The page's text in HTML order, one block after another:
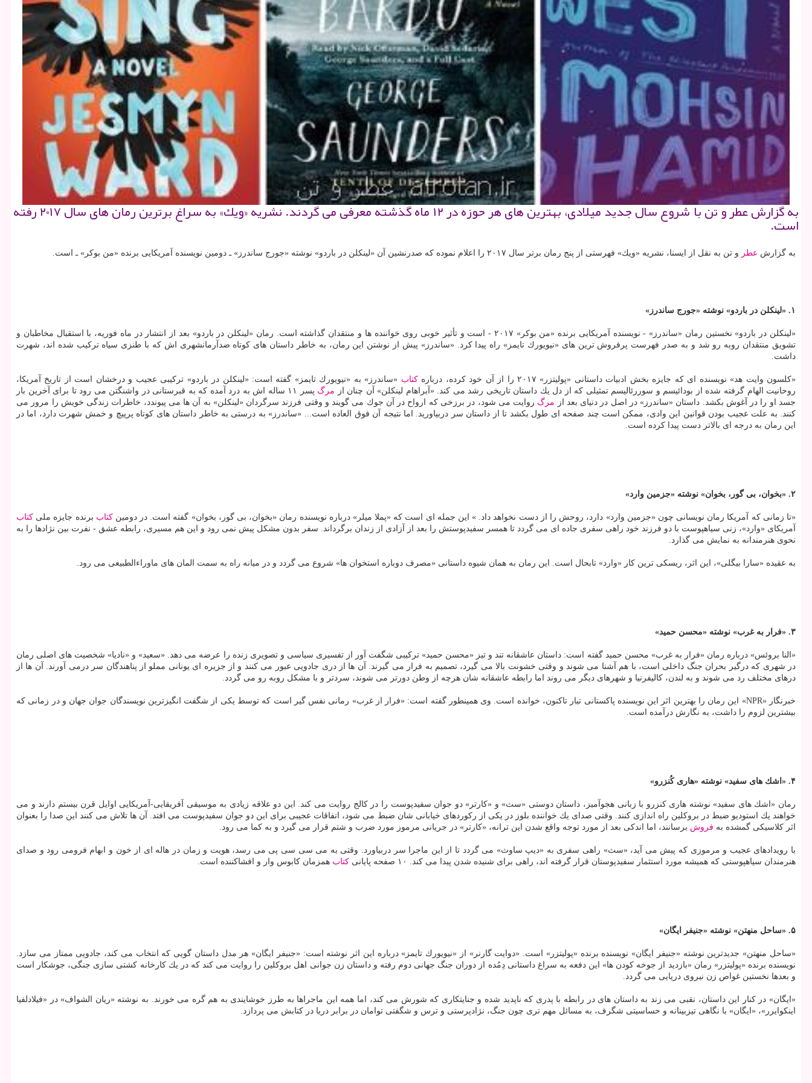
به گزارش عطر و تن با شروع سال جدید میلادی، بهترین های هر حوزه در ۱۲ ماه گذشته معرفی می گردند. نشریه «ویك» به سراغ برترین رمان های سال ۲۰۱۷ رفته
است.
به گزارش عطر و تن به نقل از ایسنا، نشریه «ویك» فهرستی از پنج رمان برتر سال ۲۰۱۷ را اعلام نموده كه صدرنشین آن «لینكلن در باردو» نوشته «جورج ساندرز» ـ دومین نویسنده آمریكایی برنده «من بوكر» ـ است.
۱. «لینكلن در باردو» نوشته «جورج ساندرز»
«لینكلن در باردو» نخستین رمان «ساندرز» - نویسنده آمریكایی برنده «من بوكر» ۲۰۱۷ - است و تأثیر خوبی روی خواننده ها و منتقدان گذاشته است. رمان «لینكلن در باردو» بعد از انتشار در ماه فوریه، با استقبال مخاطبان و
تشویق منتقدان روبه رو شد و به صدر فهرست پرفروش ترین های «نیویورك تایمز» راه پیدا كرد. «ساندرز» پیش از نوشتن این رمان، به خاطر داستان های كوتاه ضدآرمانشهری اش كه با طنزی سیاه تركیب شده اند، شهرت
داشت.
«كلسون وایت هد» نویسنده ای كه جایزه بخش ادبیات داستانی «پولیتزر» ۲۰۱۷ را از آن خود كرده، درباره كتاب «ساندرز» به «نیویورك تایمز» گفته است: «لینكلن در باردو» تركیبی عجیب و درخشان است از تاریخ آمریكا،
روحانیت الهام گرفته شده از بودائیسم و سوررئالیسم تمثیلی كه از دل یك داستان تاریخی رشد می كند. «آبراهام لینكلن» آن چنان از مرگ
پسر ۱۱ ساله اش به درد آمده كه به قبرستانی در واشنگتن می رود تا برای آخرین بار
جسد او را در آغوش بكشد. داستان «ساندرز» در اصل در دنیای بعد از مرگ روایت می شود، در برزخی كه ارواح در آن جوك می گویند و وقتی فرزند سرگردان «لینكلن» به آن ها می پیوندد، خاطرات زندگی خویش را مرور می
كنند. به علت عجیب بودن قوانین این وادی، ممكن است چند صفحه ای طول بكشد تا از داستان سر دربیاورید. اما نتیجه آن فوق العاده است... «ساندرز» به درستی به خاطر داستان های كوتاه پرپیچ و خمش شهرت دارد، اما در
این رمان به درجه ای بالاتر دست پیدا كرده است.
۲. «بخوان، بی گور، بخوان» نوشته «جزمین وارد»
«تا زمانی كه آمریكا رمان نویسانی چون «جزمین وارد» دارد، روحش را از دست نخواهد داد. » این جمله ای است كه «پملا میلر» درباره نویسنده رمان «بخوان، بی گور، بخوان» گفته است. در دومینكتاب برنده جایزه ملی كتاب
آمریكای «وارد»، زنی سیاهپوست با دو فرزند خود راهی سفری جاده ای می گردد تا همسر سفیدپوستش را بعد از آزادی از زندان برگرداند. سفر بدون مشكل پیش نمی رود و این هم مسیری، رابطه عشق - نفرت بین نژادها را به
نحوی هنرمندانه به نمایش می گذارد.
به عقیده «سارا بیگلی»، این اثر، ریسكی ترین كار «وارد» تابحال است. این رمان به همان شیوه داستانی «مصرف دوباره استخوان ها» شروع می گردد و در میانه راه به سمت المان های ماوراءالطبیعی می رود.
۳. «فرار به غرب» نوشته «محسن حمید»
«النا بروئس» درباره رمان «فرار به غرب» محسن حمید گفته است: داستان عاشقانه تند و تیز «محسن حمید» تركیبی شگفت آور از تفسیری سیاسی و تصویری زنده را عرضه می دهد. «سعید» و «نادیا» شخصیت های اصلی رمان
در شهری كه درگیر بحران جنگ داخلی است، با هم آشنا می شوند و وقتی خشونت بالا می گیرد، تصمیم به فرار می گیرند. آن ها از دری جادویی عبور می كنند و از جزیره ای یونانی مملو از پناهندگان سر درمی آورند. آن ها از
درهای مختلف رد می شوند و به لندن، كالیفرنیا و شهرهای دیگر می روند اما رابطه عاشقانه شان هرچه از وطن دورتر می شوند، سردتر و با مشكل روبه رو می گردد.
خبرنگار «NPR» این رمان را بهترین اثر این نویسنده پاكستانی تبار تاكنون، خوانده است. وی همینطور گفته است: «فرار از غرب» رمانی نفس گیر است كه توسط یكی از شگفت انگیزترین نویسندگان جوان جهان و در زمانی كه
بیشترین لزوم را داشت، به نگارش درآمده است.
۴. «اشك های سفید» نوشته «هاری كُنزرو»
رمان «اشك های سفید» نوشته هاری كنزرو با زبانی هجوآمیز، داستان دوستی «سث» و «كارتر» دو جوان سفیدپوست را در كالج روایت می كند. این دو علاقه زیادی به موسیقی آفریقایی-آمریكایی اوایل قرن بیستم دارند و می
خواهند یك استودیو ضبط در بروكلین راه اندازی كنند. وقتی صدای یك خواننده بلوز در یكی از ركوردهای خیابانی شان ضبط می شود، اتفاقات عجیبی برای این دو جوان سفیدپوست می افتد. آن ها تلاش می كنند این صدا را بعنوان
اثر كلاسیكی گمشده به فروش برسانند، اما اندكی بعد از مورد توجه واقع شدن این ترانه، «كارتر» در جریانی مرموز مورد ضرب و شتم قرار می گیرد و به كما می رود.
با رویدادهای عجیب و مرموزی كه پیش می آید، «سث» راهی سفری به «دیپ ساوث» می گردد تا از این ماجرا سر دربیاورد. وقتی به می سی سی پی می رسد، هویت و زمان در هاله ای از خون و ابهام فرومی رود و صدای
هنرمندان سیاهپوستی كه همیشه مورد استثمار سفیدپوستان قرار گرفته اند، راهی برای شنیده شدن پیدا می كند. ۱۰ صفحه پایانی
كتاب همزمان كابوس وار و افشاكننده است.
۵. «ساحل منهتن» نوشته «جنیفر ایگان»
«ساحل منهتن» جدیدترین نوشته «جنیفر ایگان» نویسنده برنده «پولیتزر» است. «دوایت گارنر» از «نیویورك تایمز» درباره این اثر نوشته است: «جنیفر ایگان» هر مدل داستان گویی كه انتخاب می كند، جادویی ممتاز می سازد.
نویسنده برنده «پولیتزر» رمان «بازدید از جوخه كودن ها» این دفعه به سراغ داستانی دِمُده از دوران جنگ جهانی دوم رفته و داستان زن جوانی اهل بروكلین را روایت می كند كه در یك كارخانه كشتی سازی جنگی، جوشكار است
و بعدها نخستین غواص زن نیروی دریایی می گردد.
«ایگان» در كنار این داستان، نقبی می زند به داستان های در رابطه با پدری كه ناپدید شده و جنایتكاری كه شورش می كند، اما همه این ماجراها به طرز خوشایندی به هم گره می خورند. به نوشته «ریان الشواف» در «فیلادلفیا
اینكوایرر»، «ایگان» با نگاهی تیزبینانه و حساسیتی شگرف، به مسائل مهم تری چون جنگ، نژادپرستی و ترس و شگفتی توامان در برابر دریا در كتابش می پردازد.